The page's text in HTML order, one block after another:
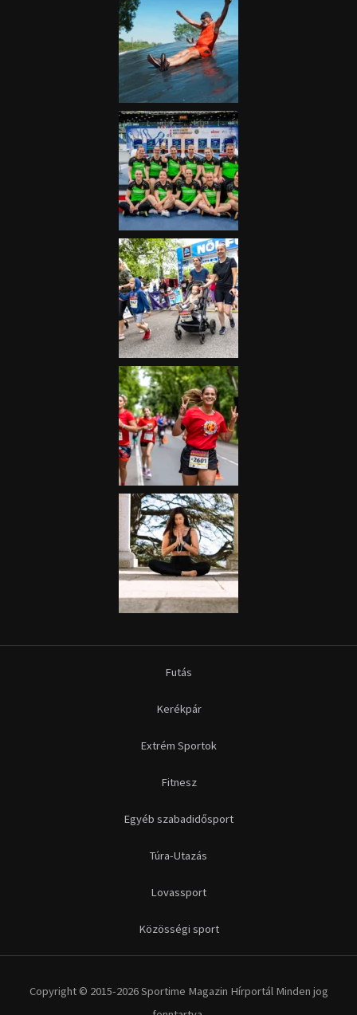
Futás
Kerékpár
Extrém Sportok
Fitnesz
Egyéb szabadidősport
Túra-Utazás
Lovassport
Közösségi sport
Copyright © 2015-2026 Sportime Magazin Hírportál Minden jog